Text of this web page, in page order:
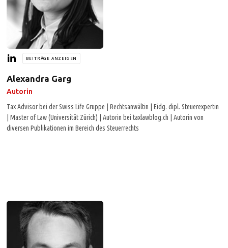
BEITRÄGE ANZEIGEN
Alexandra Garg
Autorin
Tax Advisor bei der Swiss Life Gruppe | Rechtsanwältin | Eidg. dipl. Steuerexpertin
| Master of Law (Universität Zürich) | Autorin bei taxlawblog.ch | Autorin von
diversen Publikationen im Bereich des Steuerrechts